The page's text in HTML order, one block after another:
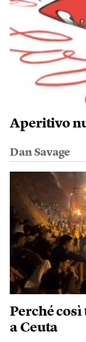
Aperitivo
Dan Savage
Perché
a Ceuta